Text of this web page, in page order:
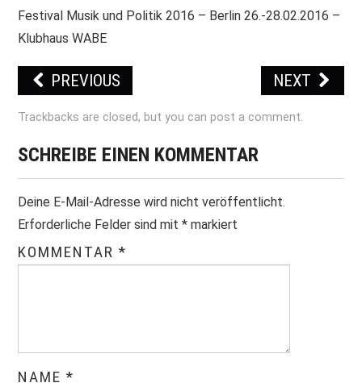
Festival Musik und Politik 2016 – Berlin 26.-28.02.2016 –
Klubhaus WABE
PREVIOUS NEXT
Trackbacks are closed, but you canpost a comment.
SCHREIBE EINEN KOMMENTAR
Deine E-Mail-Adresse wird nicht veröffentlicht.
Erforderliche Felder sind mit* markiert
KOMMENTAR*
NAME*